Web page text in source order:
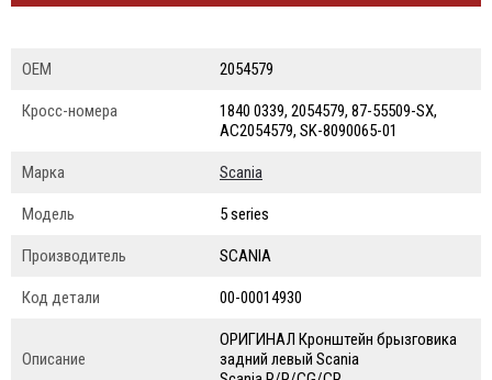
ОЕМ 2054579
Кросс-номера
1840 0339, 2054579, 87-55509-SX,
AC2054579, SK-8090065-01
Марка Scania
Модель 5 series
Производитель SCANIA
Код детали 00-00014930
Описание
ОРИГИНАЛ Кронштейн брызговика
задний левый Scania